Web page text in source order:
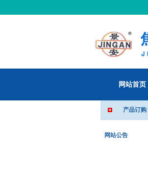
网站首页
产品订购
网站公告